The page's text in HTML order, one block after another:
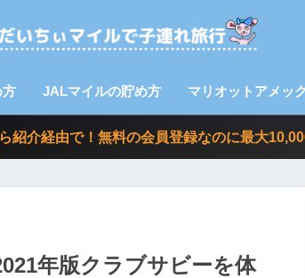
方 JALマイルの貯め方 マリオットアメッ
介経由で！無料の会員登録なのに最大
年版クラブサビーを体